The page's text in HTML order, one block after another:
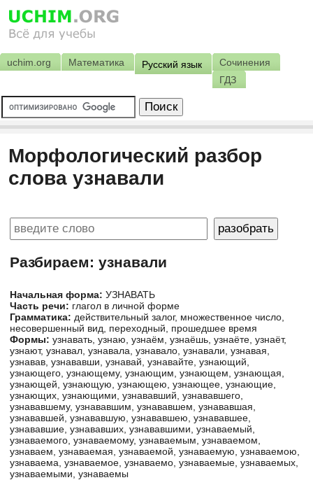
uchim.org Математика Русский язык
Сочинения
ГДЗ
Морфологический разбор
слова узнавали
Разбираем: узнавали
Начальная форма: УЗНАВАТЬ
Часть речи: глагол в личной форме
Грамматика: действительный залог, множественное число,
несовершенный вид, переходный, прошедшее время
Формы: узнавать, узнаю, узнаём, узнаёшь, узнаёте, узнаёт,
узнают, узнавал, узнавала, узнавало, узнавали, узнавая,
узнавав, узнававши, узнавай, узнавайте, узнающий,
узнающего, узнающему, узнающим, узнающем, узнающая,
узнающей, узнающую, узнающею, узнающее, узнающие,
узнающих, узнающими, узнававший, узнававшего,
узнававшему, узнававшим, узнававшем, узнававшая,
узнававшей, узнававшую, узнававшею, узнававшее,
узнававшие, узнававших, узнававшими, узнаваемый,
узнаваемого, узнаваемому, узнаваемым, узнаваемом,
узнаваем, узнаваемая, узнаваемой, узнаваемую, узнаваемою,
узнаваема, узнаваемое, узнаваемо, узнаваемые, узнаваемых,
узнаваемыми, узнаваемы